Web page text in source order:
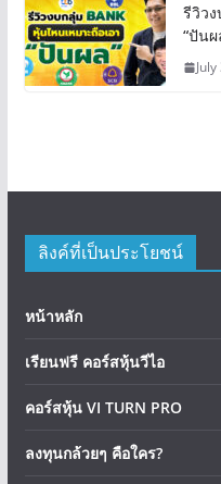
รีวิว
“ปัน
ลิงค์ที่เป็นประโยชน์
หน้าหลัก
เรียนฟรี คอร์สหุ้นวีไอ
คอร์สหุ้น VI TURN PRO
ลงทุนกล้วยๆ คือใคร?